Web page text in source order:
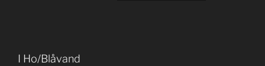
I Ho/Blåvand